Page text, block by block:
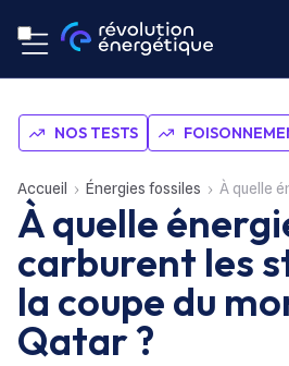
NOS TESTS
Accueil Énergies fossiles À quelle énergie
À quelle
carburent les
la coupe du
Qatar ?